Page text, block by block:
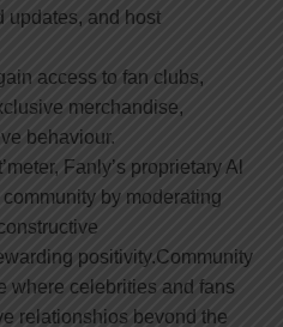
updates, and host
access to fan clubs,
merchandise,
behaviour.
Fanly’s proprietary Al
by moderating
positivity.Community
where celebrities and fans
relationshios bevond the